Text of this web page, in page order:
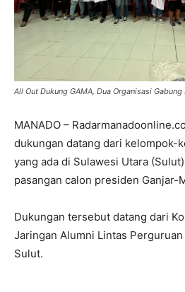
All Out Dukung GAMA, Dua Organisasi
MANADO –
dukungan datang dari kelompok-
yang ada di Sulawesi Utara
pasangan calon presiden Ganjar-
Dukungan tersebut datang dari
Jaringan Alumni Lintas
Sulut.